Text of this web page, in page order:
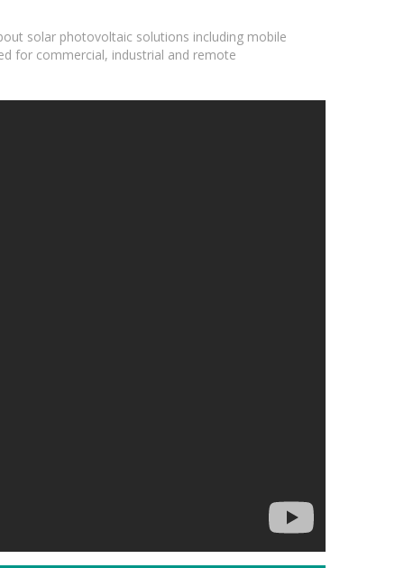
solar photovoltaic solutions including mobile
for commercial, industrial and remote